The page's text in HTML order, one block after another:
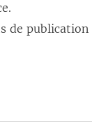
de